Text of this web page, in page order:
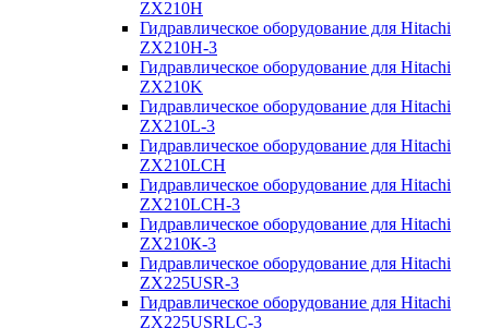
ZX210H
Гидравлическое оборудование для Hitachi
ZX210H-3
Гидравлическое оборудование для Hitachi
ZX210K
Гидравлическое оборудование для Hitachi
ZX210L-3
Гидравлическое оборудование для Hitachi
ZX210LCH
Гидравлическое оборудование для Hitachi
ZX210LCH-3
Гидравлическое оборудование для Hitachi
ZX210К-3
Гидравлическое оборудование для Hitachi
ZX225USR-3
Гидравлическое оборудование для Hitachi
ZX225USRLC-3